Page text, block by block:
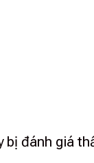
bị đánh giá